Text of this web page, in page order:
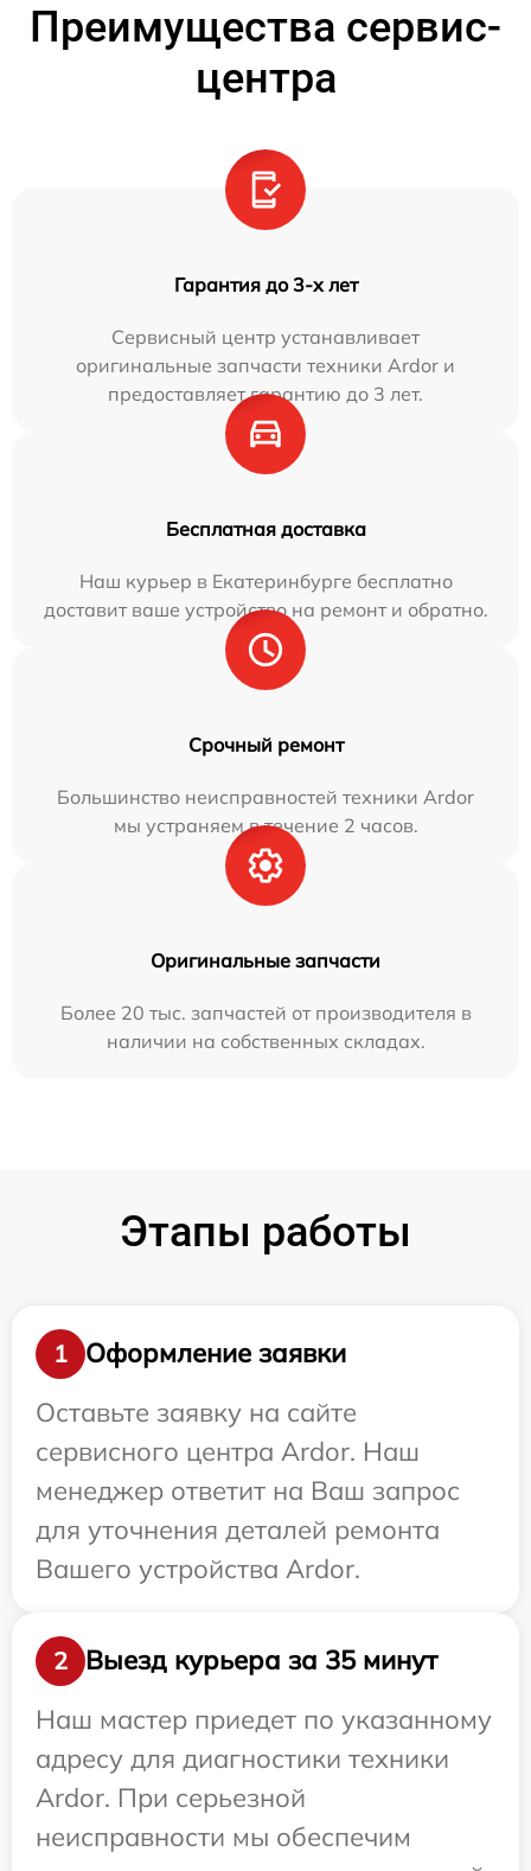
Преимущества сервис-
центра
Гарантия до 3-х лет
Сервисный центр устанавливает
оригинальные запчасти техники Ardor и
предоставляет гарантию до 3 лет.
Бесплатная доставка
Наш курьер в Екатеринбурге бесплатно
доставит ваше устройство на ремонт и обратно.
Срочный ремонт
Большинство неисправностей техники Ardor
мы устраняем в течение 2 часов.
Оригинальные запчасти
Более 20 тыс. запчастей от производителя в
наличии на собственных складах.
Этапы работы
1
Оформление заявки
Оставьте заявку на сайте
сервисного центра Ardor. Наш
менеджер ответит на Ваш запрос
для уточнения деталей ремонта
Вашего устройства Ardor.
2
Выезд курьера за 35 минут
Наш мастер приедет по указанному
адресу для диагностики техники
Ardor. При серьезной
неисправности мы обеспечим